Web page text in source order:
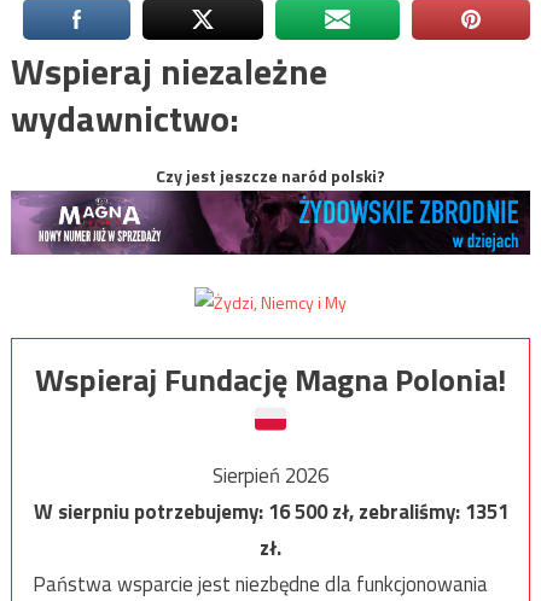
Wspieraj niezależne
wydawnictwo:
Czy jest jeszcze naród polski?
Wspieraj Fundację Magna Polonia!
Sierpień 2026
W sierpniu potrzebujemy:16 500zł, zebraliśmy:1351
zł.
Państwa wsparcie jest niezbędne dla funkcjonowania